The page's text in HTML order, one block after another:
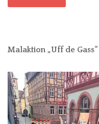
Malaktion „Uff de Gass“